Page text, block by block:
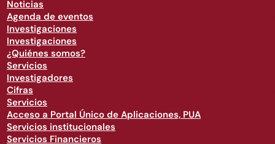
Noticias
Agenda de eventos
Investigaciones
Investigaciones
¿Quiénes somos?
Servicios
Investigadores
Cifras
Servicios
Acceso a Portal Único de Aplicaciones, PUA
Servicios institucionales
Servicios Financieros